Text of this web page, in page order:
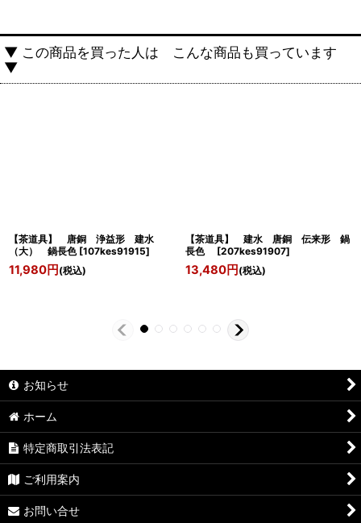
▼ この商品を買った人は こんな商品も買っています
▼
【茶道具】 唐銅 浄益形 建水
（大） 鍋長色 [107kes91915]
11,980円 (税込)
【茶道具】 建水 唐銅 伝来形 鍋
長色
[207kes91907]
13,480円 (税込)
お知らせ
ホーム
特定商取引法表記
ご利用案内
お問い合せ